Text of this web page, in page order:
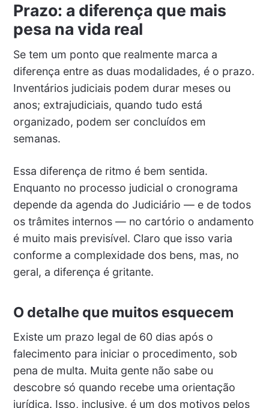
Prazo: a diferença que mais
pesa na vida real
Se tem um ponto que realmente marca a
diferença entre as duas modalidades, é o prazo.
Inventários judiciais podem durar meses ou
anos; extrajudiciais, quando tudo está
organizado, podem ser concluídos em
semanas.
Essa diferença de ritmo é bem sentida.
Enquanto no processo judicial o cronograma
depende da agenda do Judiciário — e de todos
os trâmites internos — no cartório o andamento
é muito mais previsível. Claro que isso varia
conforme a complexidade dos bens, mas, no
geral, a diferença é gritante.
O detalhe que muitos esquecem
Existe um prazo legal de 60 dias após o
falecimento para iniciar o procedimento, sob
pena de multa. Muita gente não sabe ou
descobre só quando recebe uma orientação
jurídica. Isso, inclusive, é um dos motivos pelos